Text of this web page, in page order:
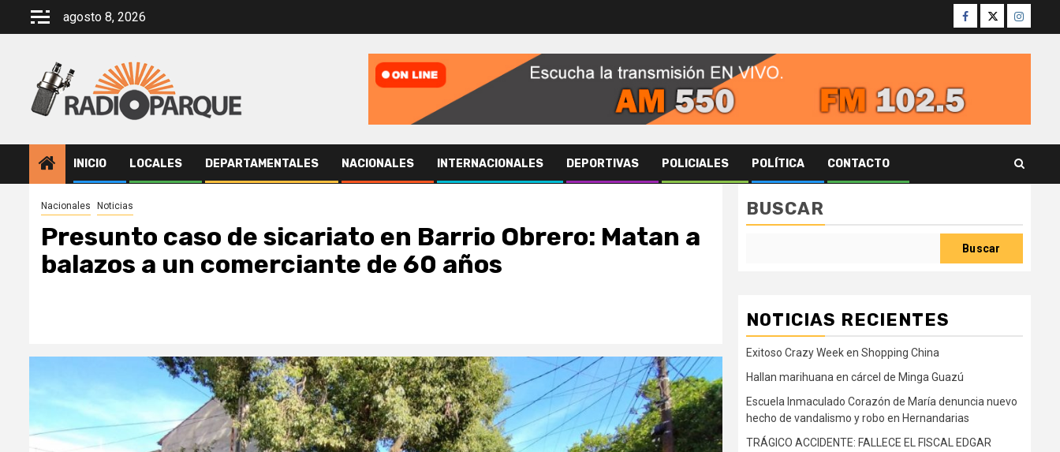
agosto 8, 2026 Facebook
Twitter
INICIO LOCALES DEPARTAMENTALES NACIONALES INTERNACIONALES DEPORTIVAS POLICIALES POLÍTICA CONTACTO
Nacionales Noticias
Presunto caso de sicariato en Barrio Obrero: Matan a
balazos a un comerciante de 60 años
BUSCAR
Buscar
NOTICIAS RECIENTES
Exitoso Crazy Week en Shopping China
Hallan marihuana en cárcel de Minga Guazú
Escuela Inmaculado Corazón de María denuncia nuevo
hecho de vandalismo y robo en Hernandarias
TRÁGICO ACCIDENTE: FALLECE EL FISCAL EDGAR